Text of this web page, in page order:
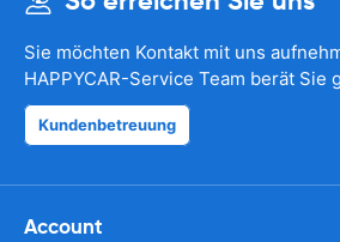
Sie möchten Kontakt mit uns
HAPPYCAR-Service Team berät Sie
Kundenbetreuung
Account